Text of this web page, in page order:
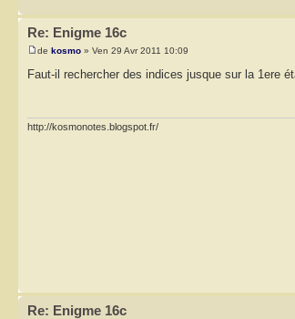
Re: Enigme 16c
de kosmo » Ven 29 Avr 2011 10:09
Faut-il rechercher des indices jusque sur la 1ere
http://kosmonotes.blogspot.fr/
Re: Enigme 16c